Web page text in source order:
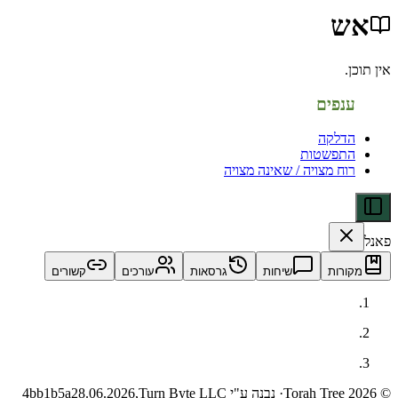
מצויה / שאינה מצויה
שיחות גרסאות עורכים קשורים
· נבנה ע"י Turn Byte LLC 4bb1b5a28.06.2026,